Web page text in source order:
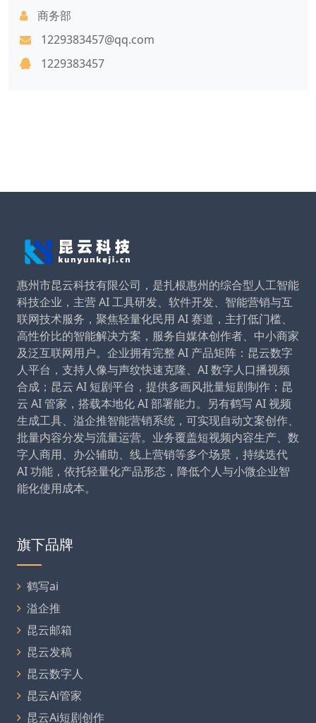
商务部
1229383457@qq.com
1229383457
惠州市昆云科技有限公司，是扎根惠州的综合型人工智能
科技企业，主营 AI 工具研发、软件开发、智能营销与互
联网技术服务，聚焦轻量化民用 AI 赛道，主打低门槛、
高性价比的智能解决方案，服务自媒体创作者、中小商家
及泛互联网用户。企业拥有完整 AI 产品矩阵：昆云数字
人平台，支持人像与声纹快速克隆、AI 数字人口播视频
合成；昆云 AI 短剧平台，提供多画风批量短剧制作；昆
云 AI 管家，搭载本地化 AI 部署能力。另有鹤写 AI 视频
生成工具、溢企推智能营销系统，可实现自动文案创作、
批量内容分发与流量运营。业务覆盖短视频内容生产、数
字人商用、办公辅助、线上营销等多个场景，持续迭代
AI 功能，依托轻量化产品形态，降低个人与小微企业智
能化使用成本。
旗下品牌
鹤写ai
溢企推
昆云邮箱
昆云发稿
昆云数字人
昆云Ai管家
昆云Ai短剧创作